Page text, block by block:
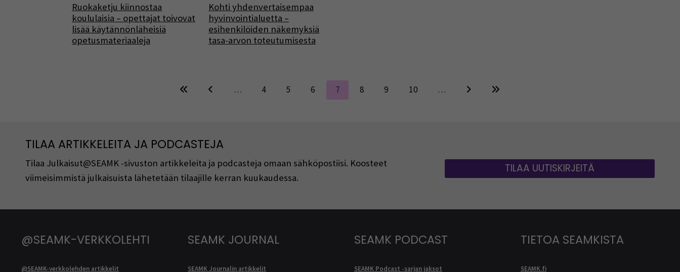
Ruokaketju kiinnostaa
koululaisia – opettajat toivovat
lisää käytännönläheisiä
opetusmateriaaleja
Kohti yhdenvertaisempaa
hyvinvointialuetta –
esihenkilöiden näkemyksiä
tasa-arvon toteutumisesta
… 4 5 6 7 8 9 10 …
TILAA ARTIKKELEITA JA PODCASTEJA
Tilaa Julkaisut@SEAMK -sivuston artikkeleita ja podcasteja omaan sähköpostiisi. Koosteet
viimeisimmistä julkaisuista lähetetään tilaajille kerran kuukaudessa.
TILAA UUTISKIRJEITÄ
@SEAMK-VERKKOLEHTI
@SEAMK-verkkolehden artikkelit
SEAMK JOURNAL
SEAMK Journalin artikkelit
SEAMK PODCAST
SEAMK Podcast -sarjan jaksot
TIETOA SEAMKISTA
SEAMK.fi